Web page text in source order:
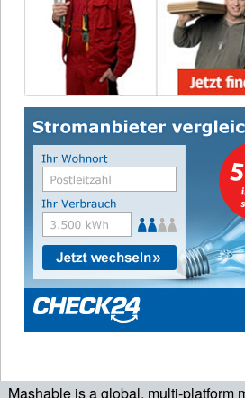
Mashable is a global, multi-platform